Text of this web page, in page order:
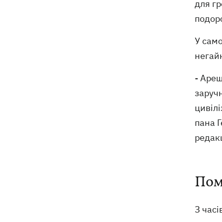
для
У
-
пана
З